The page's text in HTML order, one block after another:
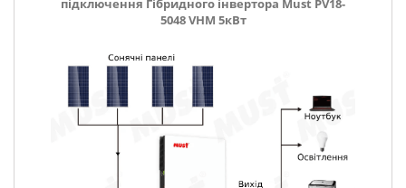
підключення Гібридного інвертора Must PV18-
5048 VHM 5кВт